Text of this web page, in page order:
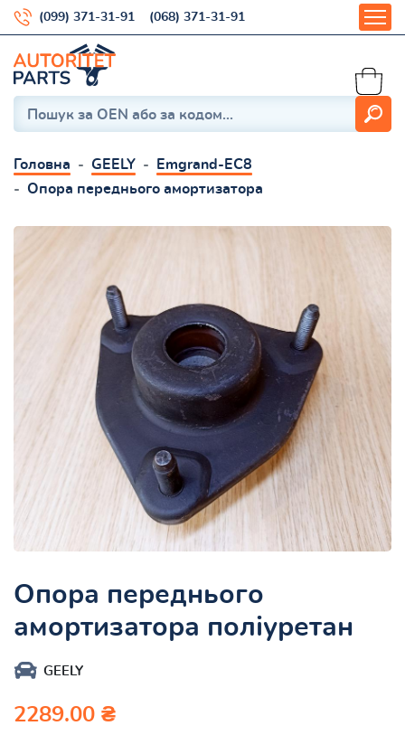
(099) 371-31-91 (068) 371-31-91
Головна GEELY
Emgrand-EC8
Опора переднього амортизатора
Опора переднього
амортизатора поліуретан
GEELY
2289.00 ₴